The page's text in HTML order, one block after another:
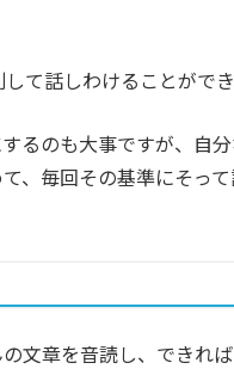
て話しわけることがで
るのも大事ですが、自
、毎回その基準にそっ
文章を音読し、できれ